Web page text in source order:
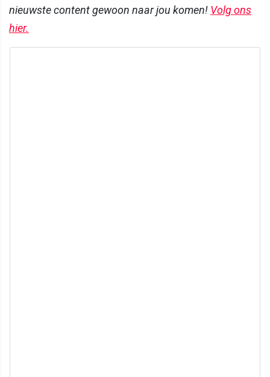
nieuwste content gewoon naar jou komen! Volg ons
hier.